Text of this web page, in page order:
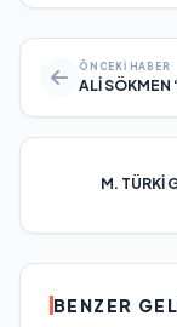
ÖNCEKI HABER
ALİ SÖKMEN
M. TÜRKİ
BENZER